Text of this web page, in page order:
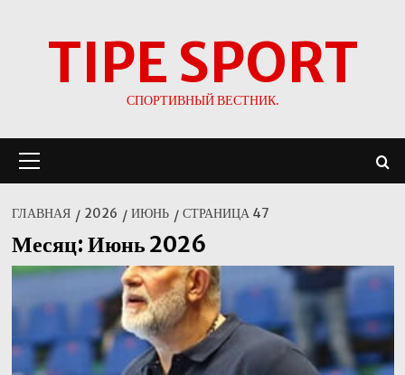
TIPE SPORT
СПОРТИВНЫЙ ВЕСТНИК.
меню
ГЛАВНАЯ 2026 ИЮНЬ СТРАНИЦА 47
Месяц:Июнь 2026